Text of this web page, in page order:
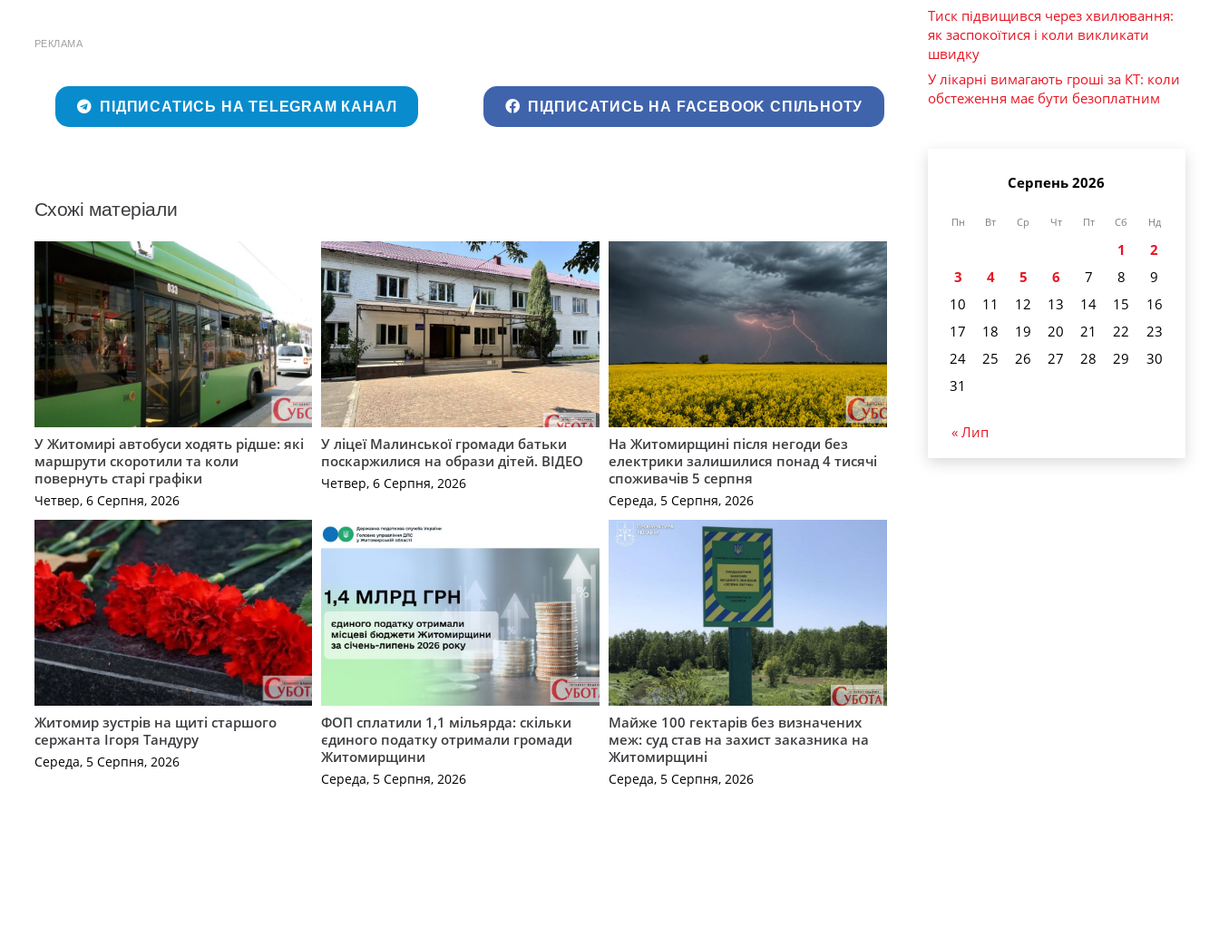
РЕКЛАМА
ПІДПИСАТИСЬ НА TELEGRAM КАНАЛ ПІДПИСАТИСЬ НА FACEBOOK СПІЛЬНОТУ
Схожі матеріали
У Житомирі автобуси ходять рідше: які
маршрути скоротили та коли
повернуть старі графіки
Четвер, 6 Серпня, 2026
У ліцеї Малинської громади батьки
поскаржилися на образи дітей. ВІДЕО
Четвер, 6 Серпня, 2026
На Житомирщині після негоди без
електрики залишилися понад 4 тисячі
споживачів 5 серпня
Середа, 5 Серпня, 2026
Житомир зустрів на щиті старшого
сержанта Ігоря Тандуру
Середа, 5 Серпня, 2026
ФОП сплатили 1,1 мільярда: скільки
єдиного податку отримали громади
Житомирщини
Середа, 5 Серпня, 2026
Майже 100 гектарів без визначених
меж: суд став на захист заказника на
Житомирщині
Середа, 5 Серпня, 2026
Тиск підвищився через хвилювання:
як заспокоїтися і коли викликати
швидку
У лікарні вимагають гроші за КТ: коли
обстеження має бути безоплатним
Серпень 2026
Пн Вт Ср Чт Пт Сб Нд
1
2
3
4 5 6 7 8
9
10
11 12 13 14 15
16
17
18 19 20 21 22
23
24
25 26 27 28 29
30
31
« Лип